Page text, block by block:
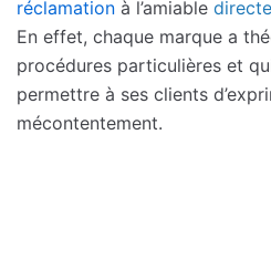
réclamation à l’amiable
En effet, chaque marque a
procédures particulières et
permettre à ses clients
mécontentement.